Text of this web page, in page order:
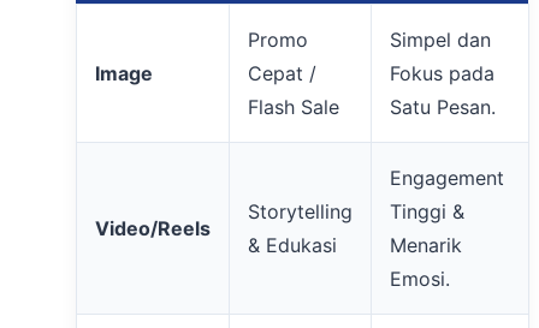
Image
Promo
Cepat /
Flash Sale
Simpel dan
Fokus pada
Satu Pesan.
Video/Reels
Storytelling
& Edukasi
Engagement
Tinggi &
Menarik
Emosi.